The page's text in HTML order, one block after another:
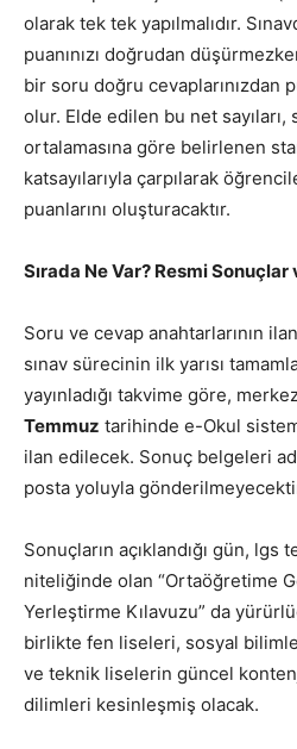
olarak tek tek yapılmalıdır.
puanınızı doğrudan
bir soru doğru cevaplarınızdan
olur. Elde edilen bu net sayıları,
ortalamasına göre belirlenen
katsayılarıyla çarpılarak
puanlarını oluşturacaktır.
Sırada Ne Var? Resmi
Soru ve cevap anahtarlarının
sınav sürecinin ilk yarısı
yayınladığı takvime göre,
Temmuz tarihinde e-Okul
ilan edilecek. Sonuç belgeleri
posta yoluyla
Sonuçların açıklandığı gün, lgs
niteliğinde olan “Ortaöğretime
Yerleştirme Kılavuzu” da
birlikte fen liseleri, sosyal
ve teknik liselerin güncel
dilimleri kesinleşmiş olacak.